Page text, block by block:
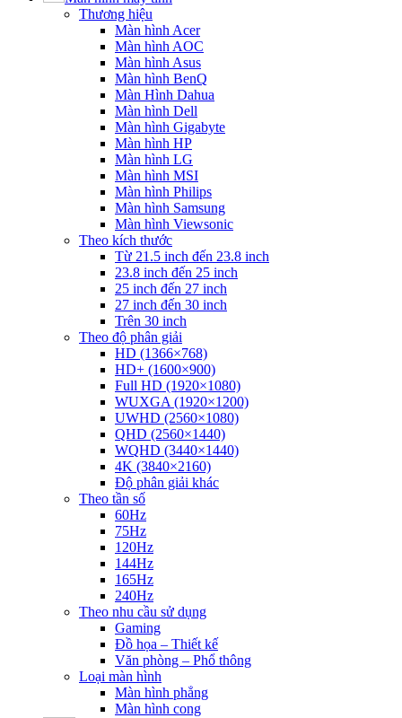
Thương hiệu
Màn hình Acer
Màn hình AOC
Màn hình Asus
Màn hình BenQ
Màn Hình Dahua
Màn hình Dell
Màn hình Gigabyte
Màn hình HP
Màn hình LG
Màn hình MSI
Màn hình Philips
Màn hình Samsung
Màn hình Viewsonic
Theo kích thước
Từ 21.5 inch đến 23.8 inch
23.8 inch đến 25 inch
25 inch đến 27 inch
27 inch đến 30 inch
Trên 30 inch
Theo độ phân giải
HD (1366×768)
HD+ (1600×900)
Full HD (1920×1080)
WUXGA (1920×1200)
UWHD (2560×1080)
QHD (2560×1440)
WQHD (3440×1440)
4K (3840×2160)
Độ phân giải khác
Theo tần số
60Hz
75Hz
120Hz
144Hz
165Hz
240Hz
Theo nhu cầu sử dụng
Gaming
Đồ họa – Thiết kế
Văn phòng – Phổ thông
Loại màn hình
Màn hình phẳng
Màn hình cong